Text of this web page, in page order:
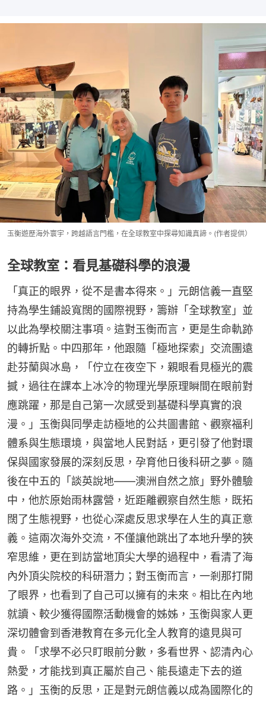
玉衡遊歷海外寰宇，跨越語言門檻，在全球教室中探尋知識真諦。(作者提供）
全球教室：看見基礎科學的浪漫
「真正的眼界，從不是書本得來。」元朗信義一直堅
持為學生鋪設寬闊的國際視野，籌辦「全球教室」並
以此為學校關注事項。這對玉衡而言，更是生命軌跡
的轉折點。中四那年，他跟隨「極地探索」交流團遠
赴芬蘭與冰島，「佇立在夜空下，親眼看見極光的震
撼，過往在課本上冰冷的物理光學原理瞬間在眼前對
應跳躍，那是自己第一次感受到基礎科學真實的浪
漫。」玉衡與同學走訪極地的公共圖書館、觀察福利
體系與生態環境，與當地人民對話，更引發了他對環
保與國家發展的深刻反思，孕育他日後科研之夢。隨
後在中五的「談英說地——澳洲自然之旅」野外體驗
中，他於原始雨林露營，近距離觀察自然生態，既拓
闊了生態視野，也從心深處反思求學在人生的真正意
義。這兩次海外交流，不僅讓他跳出了本地升學的狹
窄思維，更在到訪當地頂尖大學的過程中，看清了海
內外頂尖院校的科研潛力；對玉衡而言，一剎那打開
了眼界，也看到了自己可以擁有的未來。相比在內地
就讀、較少獲得國際活動機會的姊姊，玉衡與家人更
深切體會到香港教育在多元化全人教育的遠見與可
貴。「求學不必只盯眼前分數，多看世界、認清內心
熱愛，才能找到真正屬於自己、能長遠走下去的道
路。」玉衡的反思，正是對元朗信義以成為國際化的